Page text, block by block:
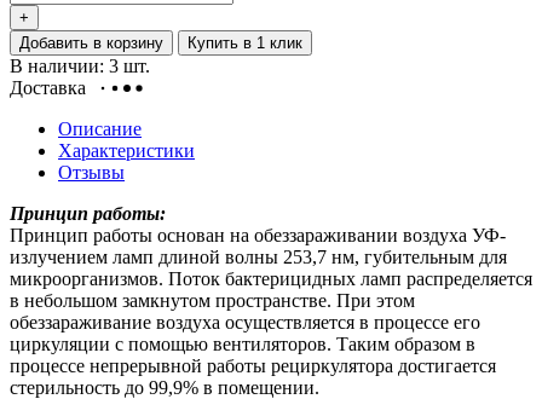
+
Добавить в корзину
Купить в 1 клик
В наличии: 3 шт.
Доставка
Описание
Характеристики
Отзывы
Принцип работы:
Принцип работы основан на обеззараживании воздуха УФ-
излучением ламп длиной волны 253,7 нм, губительным для
микроорганизмов. Поток бактерицидных ламп распределяется
в небольшом замкнутом пространстве. При этом
обеззараживание воздуха осуществляется в процессе его
циркуляции с помощью вентиляторов. Таким образом в
процессе непрерывной работы рециркулятора достигается
стерильность до 99,9% в помещении.